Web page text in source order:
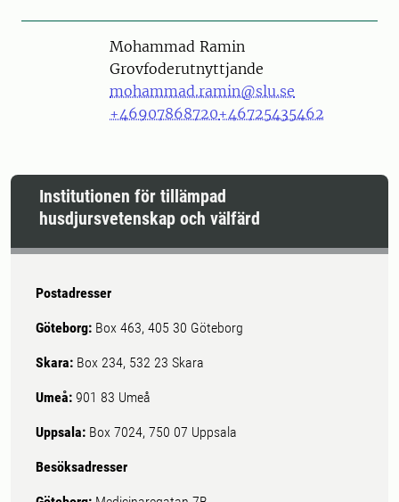
PersonMohammad Ramin
Grovfoderutnyttjande
mohammad.ramin@slu.se
+46907868720+46725435462
Institutionen för tillämpad
husdjursvetenskap och välfärd
Postadresser
Göteborg: Box 463, 405 30 Göteborg
Skara: Box 234, 532 23 Skara
Umeå: 901 83 Umeå
Uppsala: Box 7024, 750 07 Uppsala
Besöksadresser